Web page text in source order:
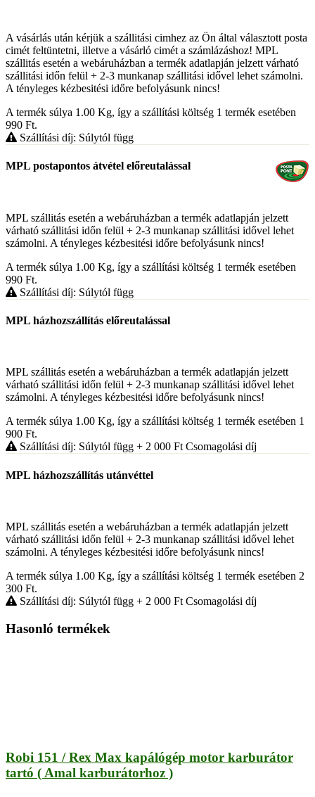
A vásárlás után kérjük a szállitási cimhez az Ön által választott posta
cimét feltüntetni, illetve a vásárló cimét a számlázáshoz! MPL
szállitás esetén a webáruházban a termék adatlapján jelzett várható
szállitási időn felül + 2-3 munkanap szállitási idővel lehet számolni.
A tényleges kézbesitési időre befolyásunk nincs!
A termék súlya 1.00 Kg, így a szállítási költség 1 termék esetében
990 Ft.
Szállítási díj: Súlytól függ
MPL postapontos átvétel előreutalással
MPL szállitás esetén a webáruházban a termék adatlapján jelzett
várható szállitási időn felül + 2-3 munkanap szállitási idővel lehet
számolni. A tényleges kézbesitési időre befolyásunk nincs!
A termék súlya 1.00 Kg, így a szállítási költség 1 termék esetében
990 Ft.
Szállítási díj: Súlytól függ
MPL házhozszállítás előreutalással
MPL szállitás esetén a webáruházban a termék adatlapján jelzett
várható szállitási időn felül + 2-3 munkanap szállitási idővel lehet
számolni. A tényleges kézbesitési időre befolyásunk nincs!
A termék súlya 1.00 Kg, így a szállítási költség 1 termék esetében 1
900 Ft.
Szállítási díj: Súlytól függ + 2 000 Ft Csomagolási díj
MPL házhozszállítás utánvéttel
MPL szállitás esetén a webáruházban a termék adatlapján jelzett
várható szállitási időn felül + 2-3 munkanap szállitási idővel lehet
számolni. A tényleges kézbesitési időre befolyásunk nincs!
A termék súlya 1.00 Kg, így a szállítási költség 1 termék esetében 2
300 Ft.
Szállítási díj: Súlytól függ + 2 000 Ft Csomagolási díj
Hasonló termékek
Robi 151 / Rex Max kapálógép motor karburátor
tartó ( Amal karburátorhoz )